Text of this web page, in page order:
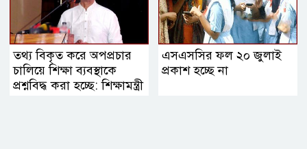
তথ্য বিকৃত করে অপপ্রচার
চালিয়ে শিক্ষা ব্যবস্থাকে
প্রশ্নবিদ্ধ করা হচ্ছে: শিক্ষামন্ত্রী
এসএসসির ফল ২০ জুলাই
প্রকাশ হচ্ছে না